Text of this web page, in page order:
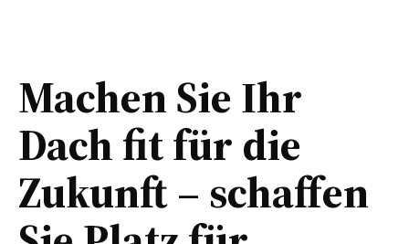
Machen Sie Ihr
Dach fit für die
Zukunft – schaffen